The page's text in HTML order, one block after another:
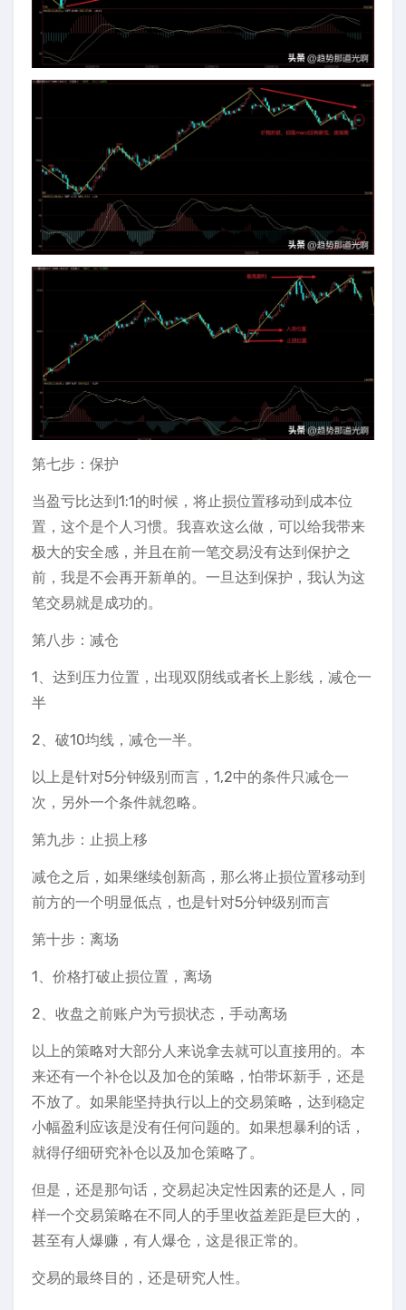
第七步：保护
当盈亏比达到1:1的时候，将止损位置移动到成本位
置，这个是个人习惯。我喜欢这么做，可以给我带来
极大的安全感，并且在前一笔交易没有达到保护之
前，我是不会再开新单的。一旦达到保护，我认为这
笔交易就是成功的。
第八步：减仓
1、达到压力位置，出现双阴线或者长上影线，减仓一
半
2、破10均线，减仓一半。
以上是针对5分钟级别而言，1,2中的条件只减仓一
次，另外一个条件就忽略。
第九步：止损上移
减仓之后，如果继续创新高，那么将止损位置移动到
前方的一个明显低点，也是针对5分钟级别而言
第十步：离场
1、价格打破止损位置，离场
2、收盘之前账户为亏损状态，手动离场
以上的策略对大部分人来说拿去就可以直接用的。本
来还有一个补仓以及加仓的策略，怕带坏新手，还是
不放了。如果能坚持执行以上的交易策略，达到稳定
小幅盈利应该是没有任何问题的。如果想暴利的话，
就得仔细研究补仓以及加仓策略了。
但是，还是那句话，交易起决定性因素的还是人，同
样一个交易策略在不同人的手里收益差距是巨大的，
甚至有人爆赚，有人爆仓，这是很正常的。
交易的最终目的，还是研究人性。